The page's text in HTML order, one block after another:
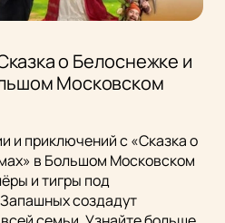
о Белоснежке и
Московском
и приключений с «Сказка о
в Большом Московском
и тигры под
создадут